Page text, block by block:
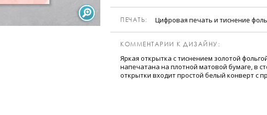
ПЕЧАТЬ: Цифровая печать и тиснение
КОММЕНТАРИИ К ДИЗАЙНУ:
Яркая открытка с тиснением золотой
напечатана на плотной матовой бумаге, в
открытки входит простой белый конверт с